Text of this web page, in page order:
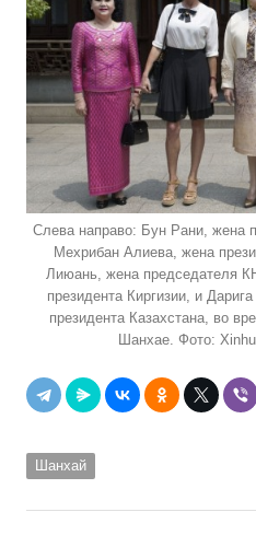
Слева направо: Бун Рани, жена
Мехрибан Алиева, жена
Лиюань, жена председателя
президента Киргизии, и
президента Казахстана, во
Шанхае. Фото:
Шанхай